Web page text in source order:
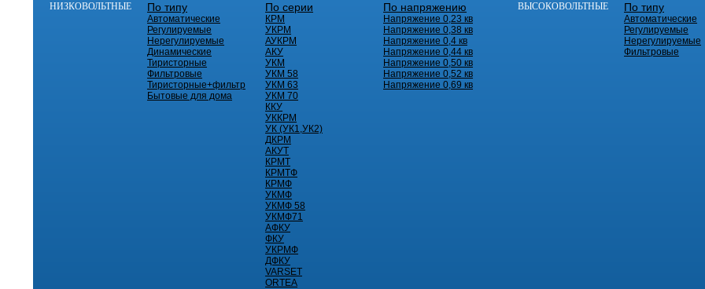
НИЗКОВОЛЬТНЫЕ По типу
Автоматические
Регулируемые
Нерегулируемые
Динамические
Тиристорные
Фильтровые
Тиристорные+фильтр
Бытовые для дома
По серии
КРМ
УКРМ
АУКРМ
АКУ
УКМ
УКМ 58
УКМ 63
УКМ 70
ККУ
УККРМ
УК (УК1,УК2)
ДКРМ
АКУТ
КРМТ
КРМТФ
КРМФ
УКМФ
УКМФ 58
УКМФ71
АФКУ
ФКУ
УКРМФ
ДФКУ
VARSET
ORTEA
По напряжению
Напряжение 0,23 кв
Напряжение 0,38 кв
Напряжение 0,4 кв
Напряжение 0,44 кв
Напряжение 0,50 кв
Напряжение 0,52 кв
Напряжение 0,69 кв
ВЫСОКОВОЛЬТНЫЕ По типу
Автоматические
Регулируемые
Нерегулируемые
Фильтровые